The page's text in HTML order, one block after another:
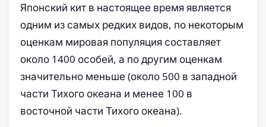
Японский кит в настоящее время является
одним из самых редких видов, по некоторым
оценкам мировая популяция составляет
около 1400 особей, а по другим оценкам
значительно меньше (около 500 в западной
части Тихого океана и менее 100 в
восточной части Тихого океана).